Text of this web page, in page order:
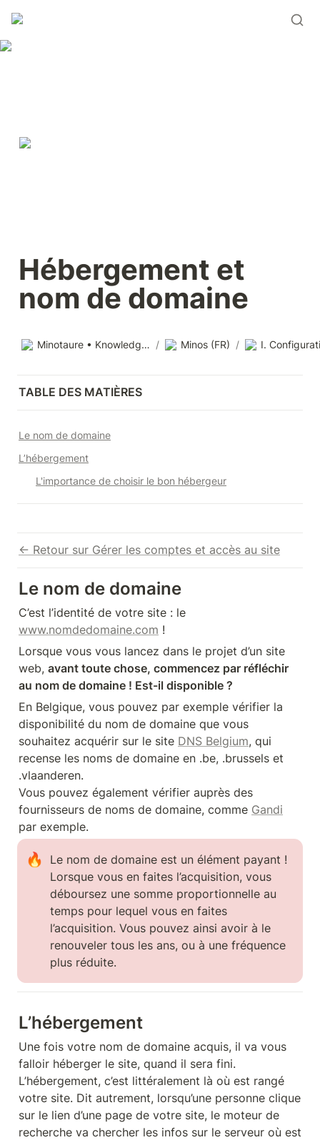
Hébergement et
nom de domaine
Minotaure • Knowledge base / Minos (FR) /
TABLE DES MATIÈRES
Le nom de domaine
L’hébergement
L'importance de choisir le bon hébergeur
← Retour sur Gérer les comptes et accès au site
Le nom de domaine
www.nomdedomaine.com !
Lorsque vous vous lancez dans le projet d’un site
web, avant toute chose, commencez par réfléchir
au nom de domaine ! Est-il disponible ?
En Belgique, vous pouvez par exemple vérifier la
disponibilité du nom de domaine que vous
souhaitez acquérir sur le site DNS Belgium, qui
recense les noms de domaine en .be, .brussels et
.vlaanderen.
Vous pouvez également vérifier auprès des
fournisseurs de noms de domaine, comme Gandi
par exemple.
🔥
Le nom de domaine est un élément payant !
Lorsque vous en faites l’acquisition, vous
déboursez une somme proportionnelle au
temps pour lequel vous en faites
l’acquisition. Vous pouvez ainsi avoir à le
renouveler tous les ans, ou à une fréquence
plus réduite.
L’hébergement
Une fois votre nom de domaine acquis, il va vous
falloir héberger le site, quand il sera fini.
L’hébergement, c’est littéralement là où est rangé
votre site. Dit autrement, lorsqu’une personne clique
sur le lien d’une page de votre site, le moteur de
recherche va chercher les infos sur le serveur où est